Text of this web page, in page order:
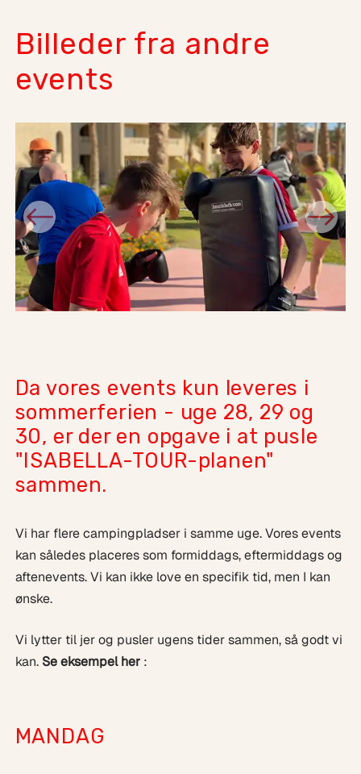
Billeder fra andre
events
Previous Next
Da vores events kun leveres i
sommerferien - uge 28, 29 og
30, er der en opgave i at pusle
"ISABELLA-TOUR-planen"
sammen.
Vi har flere campingpladser i samme uge. Vores events
kan således placeres som formiddags, eftermiddags og
aftenevents. Vi kan ikke love en specifik tid, men I kan
ønske.
Vi lytter til jer og pusler ugens tider sammen, så godt vi
kan. Se eksempel her :
MANDAG